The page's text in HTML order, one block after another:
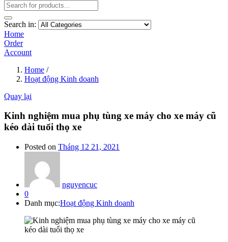
Search in:
Home
Order
Account
Home /
Hoạt động Kinh doanh
Quay lại
Kinh nghiệm mua phụ tùng xe máy cho xe máy cũ
kéo dài tuổi thọ xe
Posted on Tháng 12 21, 2021
nguyencuc
0
Danh mục:Hoạt động Kinh doanh